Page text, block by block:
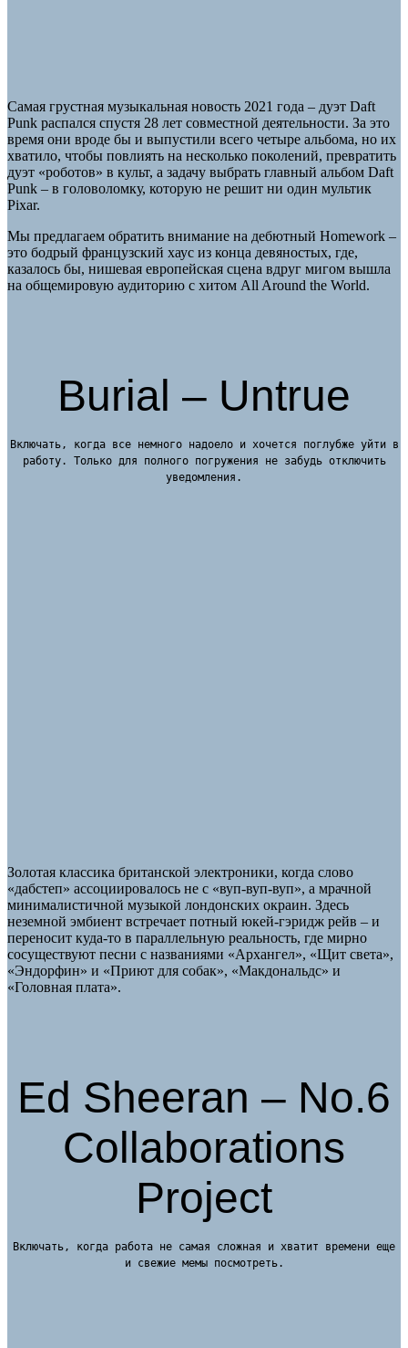
Самая грустная музыкальная новость 2021 года – дуэт Daft
Punk распался спустя 28 лет совместной деятельности. За это
время они вроде бы и выпустили всего четыре альбома, но их
хватило, чтобы повлиять на несколько поколений, превратить
дуэт «роботов» в культ, а задачу выбрать главный альбом Daft
Punk – в головоломку, которую не решит ни один мультик
Pixar.
Мы предлагаем обратить внимание на дебютный Homework –
это бодрый французский хаус из конца девяностых, где,
казалось бы, нишевая европейская сцена вдруг мигом вышла
на общемировую аудиторию с хитом All Around the World.
Burial – Untrue
Включать, когда все немного надоело и хочется поглубже уйти в
работу. Только для полного погружения не забудь отключить
уведомления.
Золотая классика британской электроники, когда слово
«дабстеп» ассоциировалось не с «вуп-вуп-вуп», а мрачной
минималистичной музыкой лондонских окраин. Здесь
неземной эмбиент встречает потный юкей-гэридж рейв – и
переносит куда-то в параллельную реальность, где мирно
сосуществуют песни с названиями «Архангел», «Щит света»,
«Эндорфин» и «Приют для собак», «Макдональдс» и
«Головная плата».
Ed Sheeran – No.6
Collaborations
Project
Включать, когда работа не самая сложная и хватит времени еще
и свежие мемы посмотреть.